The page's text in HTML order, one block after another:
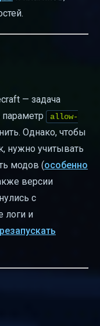
— задача
параметр
allow-
Однако, чтобы
нужно учитывать
модов (особенно
версии
с
логи и